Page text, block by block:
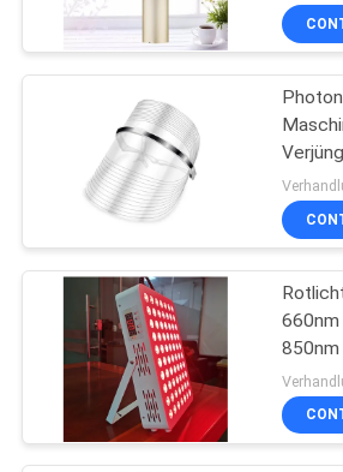
Gerät ultra
abnehmen
Hals- und
Hände
und